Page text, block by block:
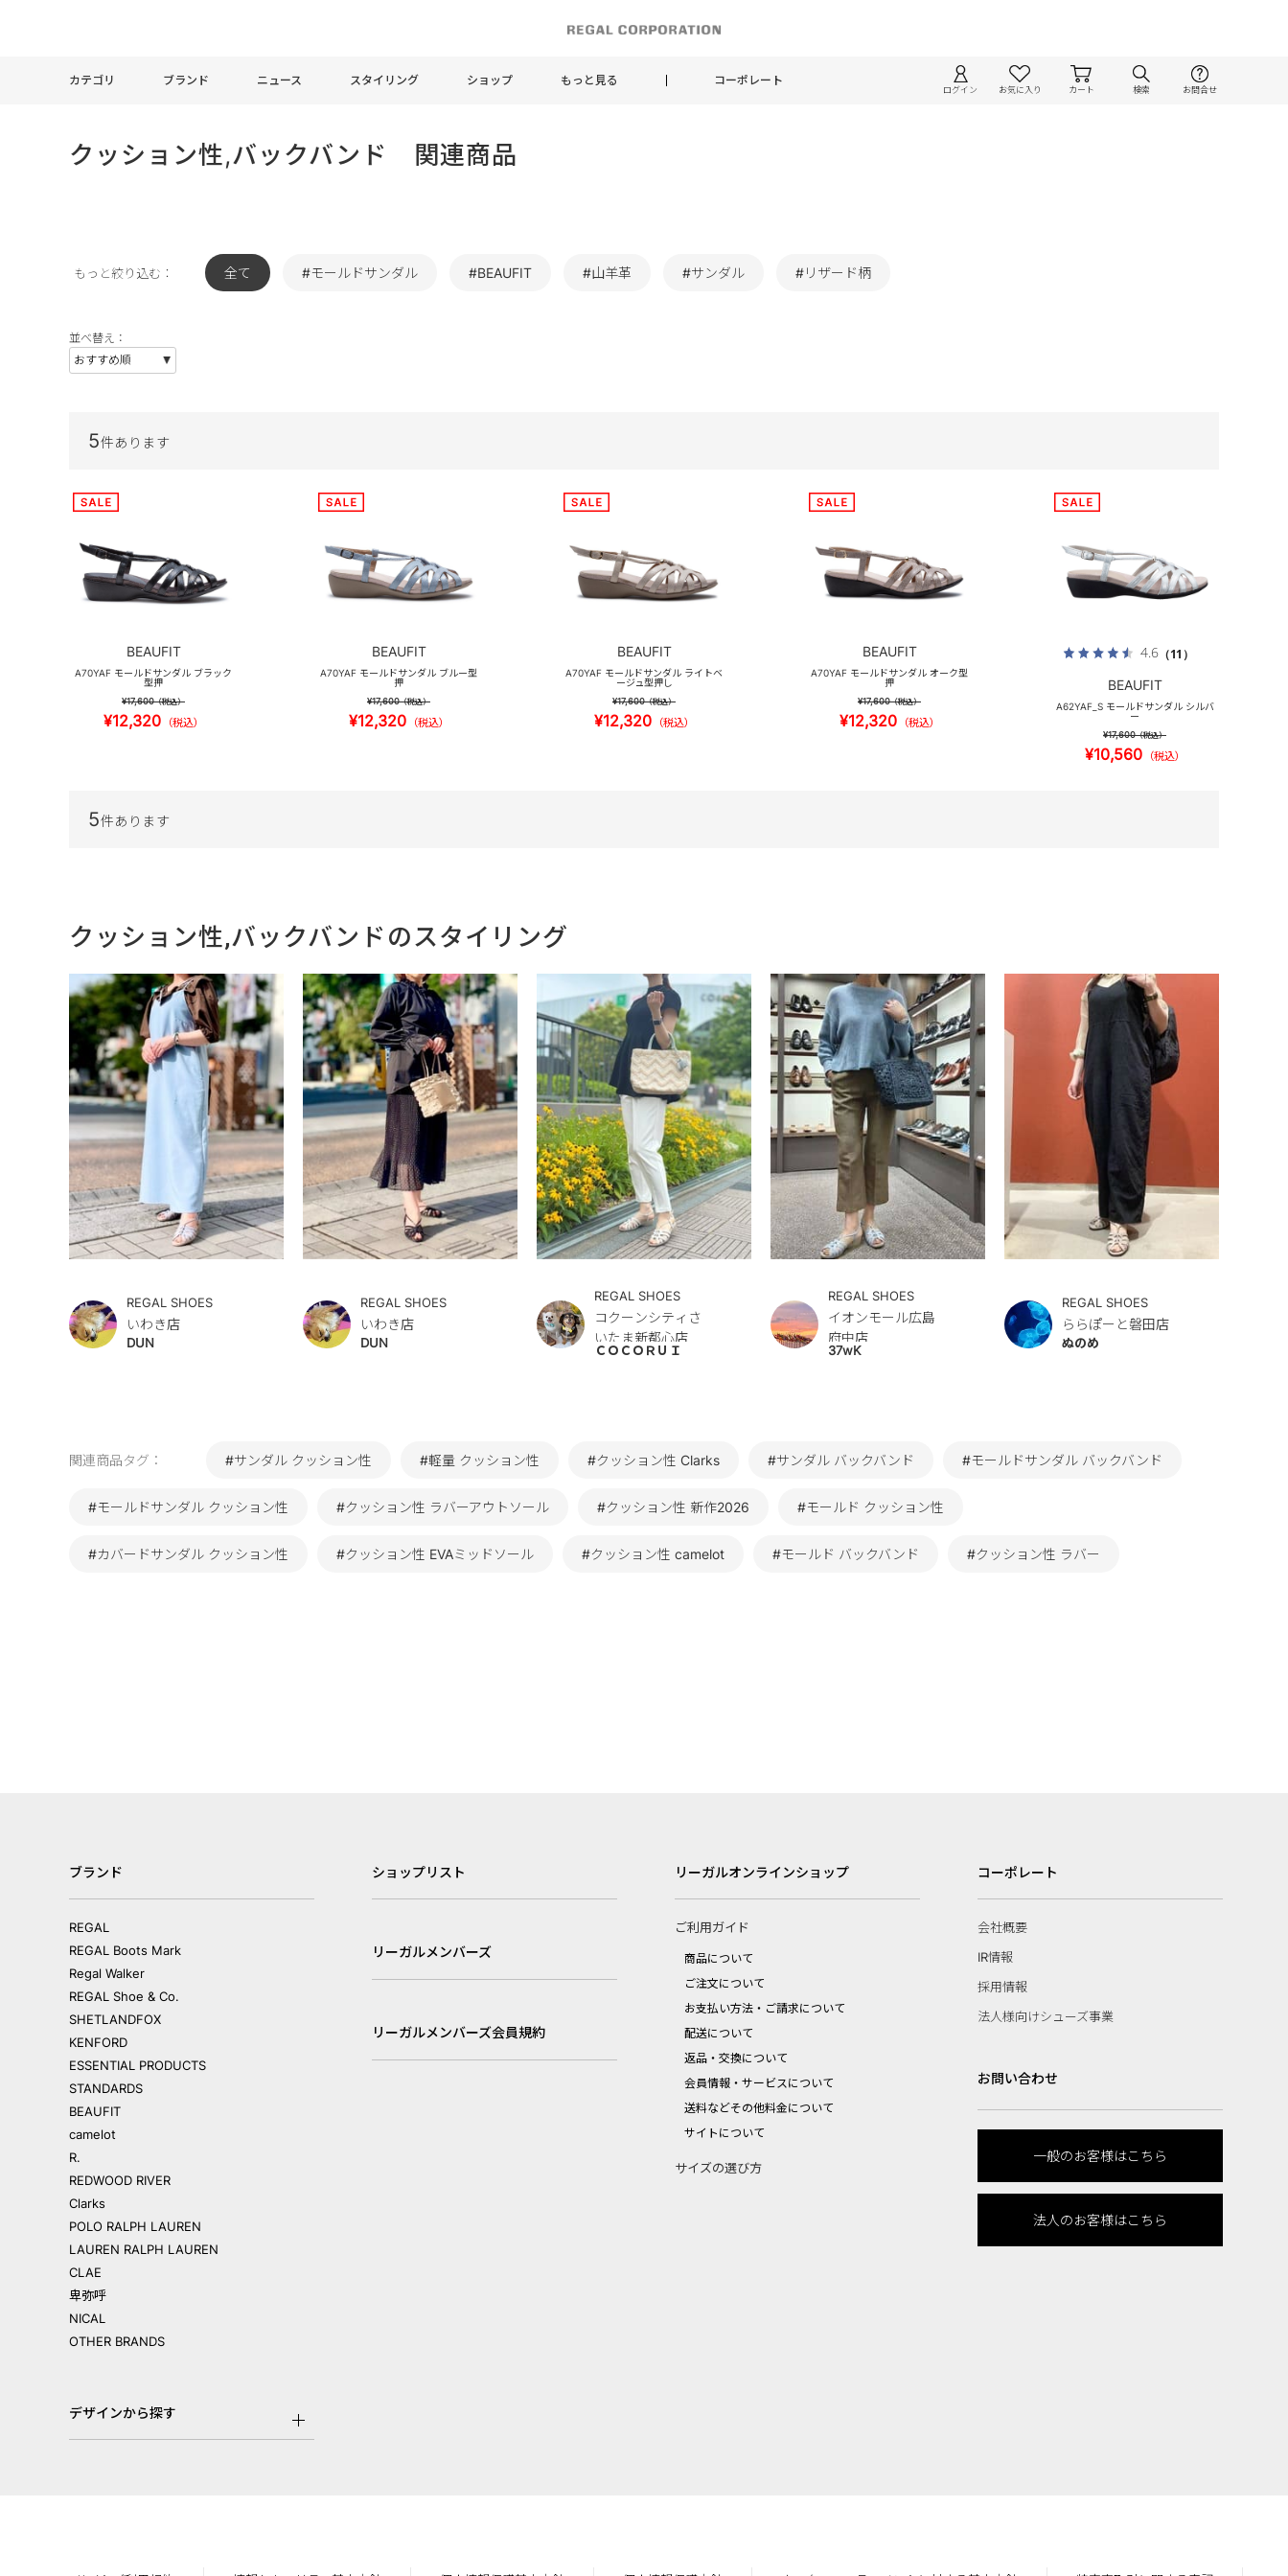
カテゴリ ブランド ニュース スタイリング ショップ もっと見る コーポレート
ログイン お気に入り カート 検索 お問合せ
クッション性,バックバンド 関連商品
もっと絞り込む： 全て #モールドサンダル #BEAUFIT #山羊革 #サンダル #リザード柄
並べ替え：
5件あります
BEAUFIT
A70YAF モールドサンダル ブラック
型押
¥17,600（税込）
¥12,320 （税込）
BEAUFIT
A70YAF モールドサンダル ブルー型
押
¥17,600（税込）
¥12,320 （税込）
BEAUFIT
A70YAF モールドサンダル ライトベ
ージュ型押し
¥17,600（税込）
¥12,320 （税込）
BEAUFIT
A70YAF モールドサンダル オーク型
押
¥17,600（税込）
¥12,320 （税込）
4.6（11）
BEAUFIT
A62YAF_S モールドサンダル シルバ
ー
¥17,600（税込）
¥10,560 （税込）
5件あります
クッション性,バックバンドのスタイリング
REGAL SHOES
いわき店
DUN
REGAL SHOES
いわき店
DUN
REGAL SHOES
コクーンシティさ
いたま新都心店
ＣＯＣＯＲＵＩ
REGAL SHOES
イオンモール広島
府中店
37wK
REGAL SHOES
ららぽーと磐田店
ぬのめ
関連商品タグ： #サンダル クッション性 #軽量 クッション性 #クッション性 Clarks #サンダル バックバンド #モールドサンダル バックバンド
#モールドサンダル クッション性 #クッション性 ラバーアウトソール #クッション性 新作2026 #モールド クッション性
#カバードサンダル クッション性 #クッション性 EVAミッドソール #クッション性 camelot #モールド バックバンド #クッション性 ラバー
ブランド
REGAL
REGAL Boots Mark
Regal Walker
REGAL Shoe & Co.
SHETLANDFOX
KENFORD
ESSENTIAL PRODUCTS
STANDARDS
BEAUFIT
camelot
R.
REDWOOD RIVER
Clarks
POLO RALPH LAUREN
LAUREN RALPH LAUREN
CLAE
卑弥呼
NICAL
OTHER BRANDS
デザインから探す
ショップリスト
リーガルメンバーズ
リーガルメンバーズ会員規約
リーガルオンラインショップ
ご利用ガイド
商品について
ご注文について
お支払い方法・ご請求について
配送について
返品・交換について
会員情報・サービスについて
送料などその他料金について
サイトについて
サイズの選び方
コーポレート
会社概要
IR情報
採用情報
法人様向けシューズ事業
お問い合わせ
一般のお客様はこちら
法人のお客様はこちら